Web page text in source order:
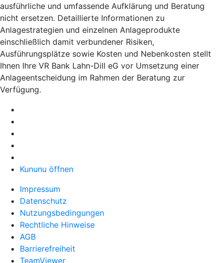
ausführliche und umfassende Aufklärung und Beratung
nicht ersetzen. Detaillierte Informationen zu
Anlagestrategien und einzelnen Anlageprodukte
einschließlich damit verbundener Risiken,
Ausführungsplätze sowie Kosten und Nebenkosten stellt
Ihnen Ihre VR Bank Lahn-Dill eG vor Umsetzung einer
Anlageentscheidung im Rahmen der Beratung zur
Verfügung.
Kununu öffnen
Impressum
Datenschutz
Nutzungsbedingungen
Rechtliche Hinweise
AGB
Barrierefreiheit
TeamViewer